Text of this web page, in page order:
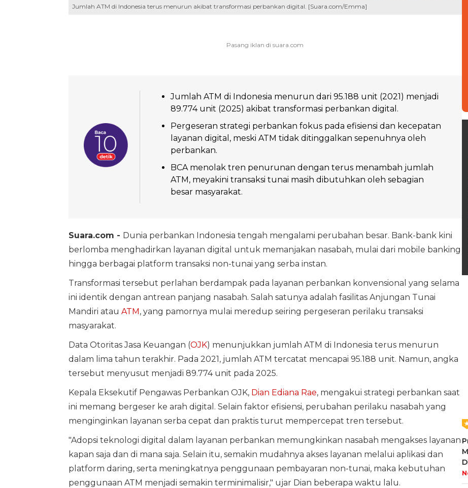
Jumlah ATM di Indonesia terus menurun akibat transformasi perbankan digital. [Suara.com/Emma]
Jumlah ATM di Indonesia menurun dari 95.188 unit (2021) menjadi
89.774 unit (2025) akibat transformasi perbankan digital.
Pergeseran strategi perbankan fokus pada efisiensi dan kecepatan
layanan digital, meski ATM tidak ditinggalkan sepenuhnya oleh
perbankan.
BCA menolak tren penurunan dengan terus menambah jumlah
ATM, meyakini transaksi tunai masih dibutuhkan oleh sebagian
besar masyarakat.
Suara.com - Dunia perbankan Indonesia tengah mengalami perubahan besar. Bank-bank kini
berlomba menghadirkan layanan digital untuk memanjakan nasabah, mulai dari mobile banking
hingga berbagai platform transaksi non-tunai yang serba instan.
Transformasi tersebut perlahan berdampak pada layanan perbankan konvensional yang selama
ini identik dengan antrean panjang nasabah. Salah satunya adalah fasilitas Anjungan Tunai
Mandiri atau ATM, yang pamornya mulai meredup seiring pergeseran perilaku transaksi
masyarakat.
Data Otoritas Jasa Keuangan (OJK) menunjukkan jumlah ATM di Indonesia terus menurun
dalam lima tahun terakhir. Pada 2021, jumlah ATM tercatat mencapai 95.188 unit. Namun, angka
tersebut menyusut menjadi 89.774 unit pada 2025.
Kepala Eksekutif Pengawas Perbankan OJK, Dian Ediana Rae, mengakui strategi perbankan saat
ini memang bergeser ke arah digital. Selain faktor efisiensi, perubahan perilaku nasabah yang
menginginkan layanan serba cepat dan praktis turut mempercepat tren tersebut.
"Adopsi teknologi digital dalam layanan perbankan memungkinkan nasabah mengakses layanan
kapan saja dan di mana saja. Selain itu, semakin mudahnya akses layanan melalui aplikasi dan
platform daring, serta meningkatnya penggunaan pembayaran non-tunai, maka kebutuhan
penggunaan ATM menjadi semakin terminimalisir," ujar Dian beberapa waktu lalu.